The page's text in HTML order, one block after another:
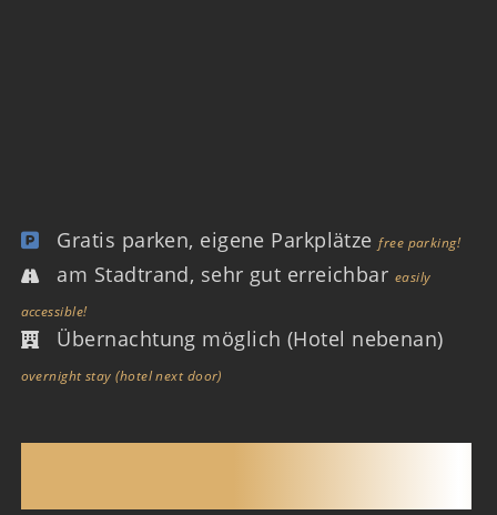
Gratis parken, eigene Parkplätzefree parking!
am Stadtrand, sehr gut erreichbar easily
accessible!
Übernachtung möglich (Hotel nebenan)
overnight stay (hotel next door)